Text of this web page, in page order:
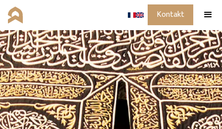
Kontakt